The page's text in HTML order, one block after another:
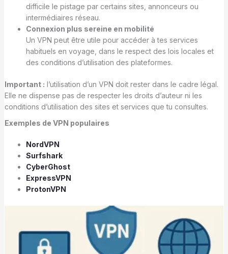
difficile le pistage par certains sites, annonceurs ou
intermédiaires réseau.
Connexion plus sereine en mobilité
Un VPN peut être utile pour accéder à tes services
habituels en voyage, dans le respect des lois locales et
des conditions d’utilisation des plateformes.
Important : l’utilisation d’un VPN doit rester dans le cadre légal.
Elle ne dispense pas de respecter les droits d’auteur ni les
conditions d’utilisation des sites et services que tu consultes.
Exemples de VPN populaires
NordVPN
Surfshark
CyberGhost
ExpressVPN
ProtonVPN